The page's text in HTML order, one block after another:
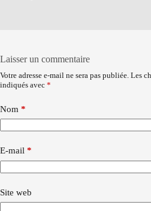
Laisser un commentaire
Votre adresse e-mail ne sera pas publiée. Les
indiqués avec *
Nom *
E-mail *
Site web